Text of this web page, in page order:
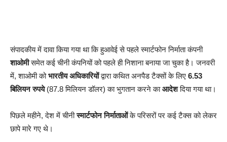
संपादकीय में दावा किया गया था कि हुआवेई से पहले स्मार्टफोन निर्माता कंपनी
शाओमीसमेत कई चीनी कंपनियों को पहले ही निशाना बनाया जा चुका है। जनवरी
में, शाओमी कोभारतीय अधिकारियोंद्वारा कथित अनपैड टैक्सों के लिए 6.53
बिलियन रुपये(87.8 मिलियन डॉलर) का भुगतान करने काआदेशदिया गया था।
पिछले महीने, देश में चीनीस्मार्टफोन निर्माताओंके परिसरों पर कई टैक्स को लेकर
छापे मारे गए थे।